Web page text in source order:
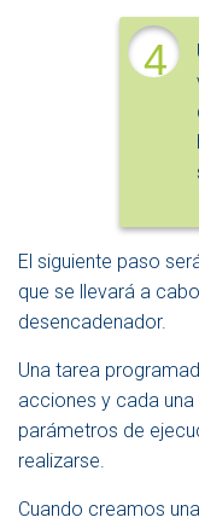
4
El siguiente paso
que se llevará a
desencadenador.
Una tarea
acciones y cada
parámetros de
realizarse.
Cuando creamos